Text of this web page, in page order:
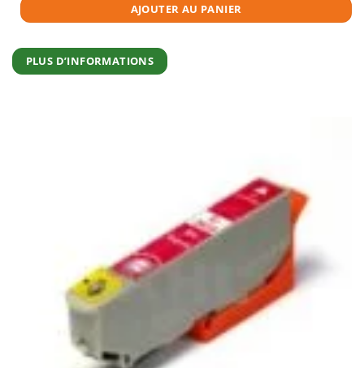
AJOUTER AU PANIER
PLUS D’INFORMATIONS